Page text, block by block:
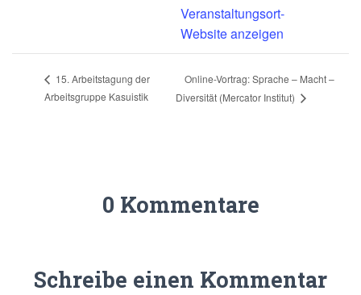
Veranstaltungsort-
Website anzeigen
15. Arbeitstagung der
Arbeitsgruppe Kasuistik
Online-Vortrag: Sprache – Macht –
Diversität (Mercator Institut)
0 Kommentare
Schreibe einen Kommentar